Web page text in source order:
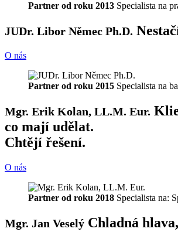
Partner od roku 2013 Specialista na
JUDr. Libor Němec Ph.D.
O nás
Partner od roku 2015 Specialista na
Mgr. Erik Kolan, LL.M. Eur.
co mají udělat.
Chtějí řešení.
O nás
Partner od roku 2018 Specialista na:
Mgr. Jan Veselý Chladná